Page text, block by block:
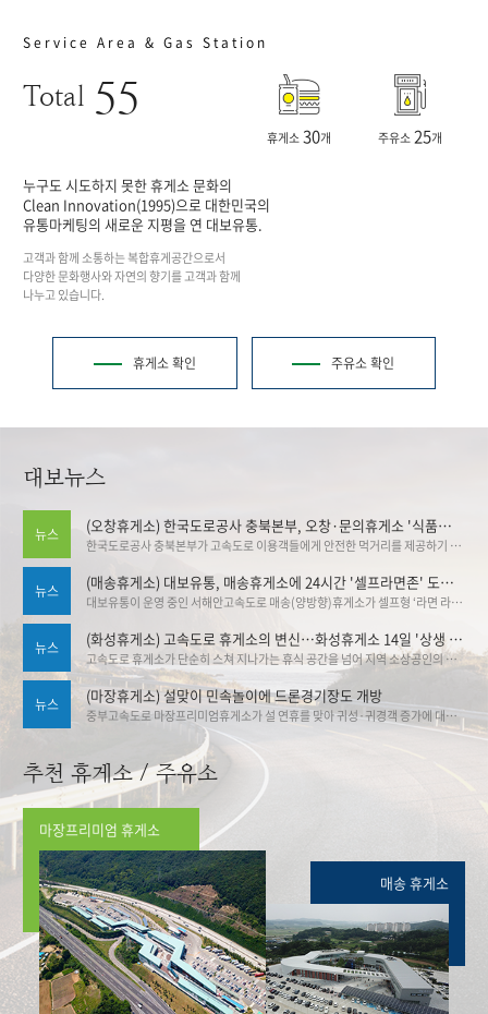
Service Area & Gas Station
Total 55
휴게소30개 주유소25개
누구도 시도하지 못한 휴게소 문화의
Clean Innovation(1995)으로 대한민국의
유통마케팅의 새로운 지평을 연 대보유통.
고객과 함께 소통하는 복합휴게공간으로서
다양한 문화행사와 자연의 향기를 고객과 함께
나누고 있습니다.
휴게소 확인 주유소 확인
대보뉴스
뉴스 (오창휴게소) 한국도로공사 충북본부, 오창·문의휴게소 '식품안심구역' 추가 지정
한국도로공사 충북본부가 고속도로 이용객들에게 안전한 먹거리를 제공하기 위해 관내 휴게소의 식품안심구역 지정을 대폭 확대했다. 도공 충북본부는 오창(양방향)휴게소와 문의청남대(양방향)휴게소가 식품안심구역으로 추가 지정됨에 따라, 오창(하남방향)휴게소에서 공식 지정식을 개최했다. 기사출처▶한국도로공사 충북본부, 오창·문의휴게소 '식품안심구역' 추가 지정:브레이크뉴스
뉴스 (매송휴게소) 대보유통, 매송휴게소에 24시간 '셀프라면존' 도입 … 30종 라면 직접 골라 조리
대보유통이 운영 중인 서해안고속도로 매송(양방향)휴게소가 셀프형 ‘라면 라이브러리 존’을 설치·운영하고 있어 화제다. 이를 통해 휴게소 가격 안정 그리고 야간 고객 서비스 강화라는 두 마리 토끼 잡기에 나섰다. 기사출처 ▶대보유통, 매송휴게소에 24시간 '셀프라면존' 도입 … 30종 라면 직접 골라 조리 | 뉴데일리
뉴스 (화성휴게소) 고속도로 휴게소의 변신…화성휴게소 14일 '상생 플리마켓'
고속도로 휴게소가 단순히 스쳐 지나가는 휴식 공간을 넘어 지역 소상공인의 판로를 열고 관광을 활성화하는 '상생 플랫폼'으로 변신한다. ▶ 기사링크 :고속도로 휴게소의 변신…화성휴게소 14일 '상생 플리마켓'
뉴스 (마장휴게소) 설맞이 민속놀이에 드론경기장도 개방
중부고속도로 마장프리미엄휴게소가 설 연휴를 맞아 귀성·귀경객 증가에 대비한 특별 운영에 돌입했다고 밝혔다. 중부고속도로 마장프리미엄휴게소에서 민속놀이 이벤트를 즐길 수 있다. 기사링크 ▶중부 대보 마장휴게소, 설 맞이 특별 이벤트 - 스포츠Q(큐)
추천 휴게소 / 주유소
마장프리미엄 휴게소
매송 휴게소